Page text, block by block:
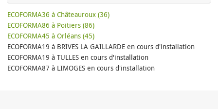
ECOFORMA36 à Châteauroux (36)
ECOFORMA86 à Poitiers (86)
ECOFORMA45 à Orléans (45)
ECOFORMA19 à BRIVES LA GAILLARDE en cours d'installation
ECOFORMA19 à TULLES en cours d'installation
ECOFORMA87 à LIMOGES en cours d'installation